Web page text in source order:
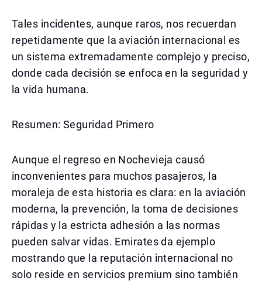
Tales incidentes, aunque raros, nos recuerdan
repetidamente que la aviación internacional es
un sistema extremadamente complejo y preciso,
donde cada decisión se enfoca en la seguridad y
la vida humana.
Resumen: Seguridad Primero
Aunque el regreso en Nochevieja causó
inconvenientes para muchos pasajeros, la
moraleja de esta historia es clara: en la aviación
moderna, la prevención, la toma de decisiones
rápidas y la estricta adhesión a las normas
pueden salvar vidas. Emirates da ejemplo
mostrando que la reputación internacional no
solo reside en servicios premium sino también